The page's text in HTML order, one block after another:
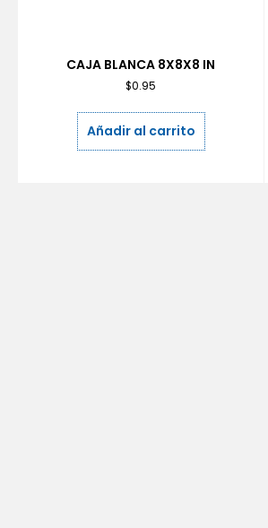
CAJA BLANCA 8X8X8 IN
$0.95
Añadir al carrito